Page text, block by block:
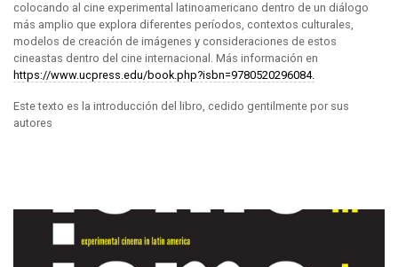
colocando al cine experimental latinoamericano dentro de un diálogo
más amplio que explora diferentes períodos, contextos culturales,
modelos de creación de imágenes y consideraciones de estos
cineastas dentro del cine internacional. Más información en
https://www.ucpress.edu/book.php?isbn=9780520296084.
Este texto es la introducción del libro, cedido gentilmente por sus
autores